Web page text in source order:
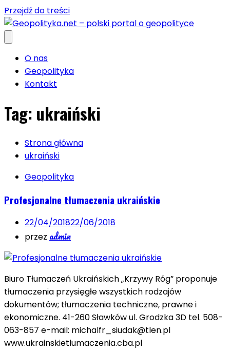
Przejdź do treści
O nas
Geopolityka
Kontakt
Tag: ukraiński
Strona główna
ukraiński
Geopolityka
Profesjonalne tłumaczenia ukraińskie
22/04/201822/06/2018
przez admin
Biuro Tłumaczeń Ukraińskich „Krzywy Róg” proponuje
tłumaczenia przysięgłe wszystkich rodzajów
dokumentów; tłumaczenia techniczne, prawne i
ekonomiczne. 41-260 Sławków ul. Grodzka 3D tel. 508-
063-857 e-mail: michalfr_siudak@tlen.pl
www.ukrainskietlumaczenia.cba.pl